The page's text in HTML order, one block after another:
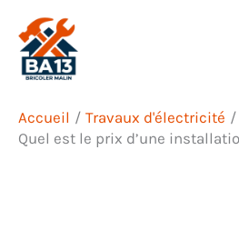
contenu
Accueil
Travaux d'électricité
Quel est le prix d’une
Rechercher